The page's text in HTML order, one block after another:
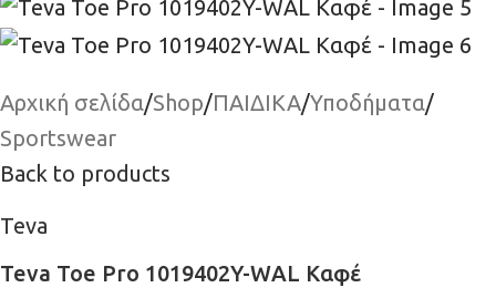
Αρχική σελίδα/Shop/ΠΑΙΔΙΚΑ/Υποδήματα/
Sportswear
Back to products
Teva
Teva Toe Pro 1019402Y-WAL Καφέ